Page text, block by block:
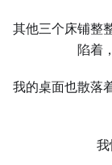
其他三个床铺整
陷着
我的桌面也散落
我